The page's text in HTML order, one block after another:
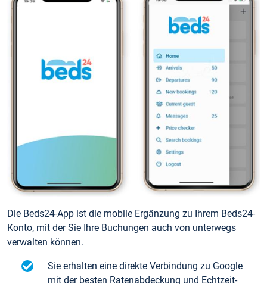
Die Beds24-App ist die mobile Ergänzung zu Ihrem Beds24-
Konto, mit der Sie Ihre Buchungen auch von unterwegs
verwalten können.
Sie erhalten eine direkte Verbindung zu Google
mit der besten Ratenabdeckung und Echtzeit-